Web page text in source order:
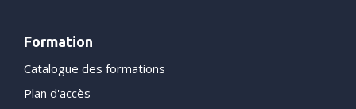
Formation
Catalogue des formations
Plan d'accès